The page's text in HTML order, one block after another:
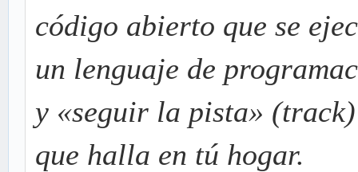
código abierto que se
un lenguaje de
y «seguir la pista»
que halla en tú hogar.